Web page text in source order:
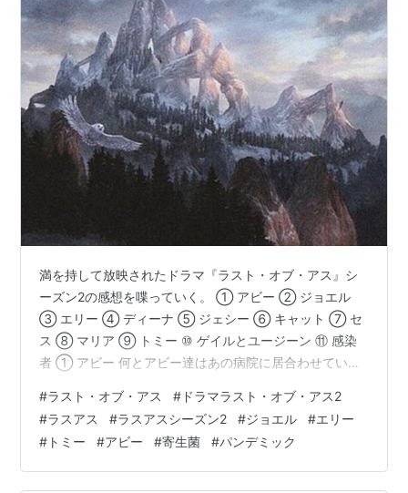
満を持して放映されたドラマ『ラスト・オブ・アス』シ
ーズン2の感想を喋っていく。 ① アビー ② ジョエル
③ エリー ④ ディーナ ⑤ ジェシー ⑥ キャット ⑦ セ
ス ⑧ マリア ⑨ トミー ⑩ ゲイルとユージーン ⑪ 感染
者 ① アビー 何とアビー達はあの病院に居合わせていた
ま2週目をプレイ中でちょうどアビー編に入ったところで
止まっているのだがここは記憶にない。確かに病院にい
て父を救えなかったという方がアビーの動機もより深ま
っていいと思う。 そしてアビーめっちゃ可愛くない？！
#ラスト・オブ・アス # ドラマラスト・オブ・アス2
#ラスアス #ラスアスシーズン2 #ジョエル #エリー
# トミー #アビー #寄生菌 #パンデミック